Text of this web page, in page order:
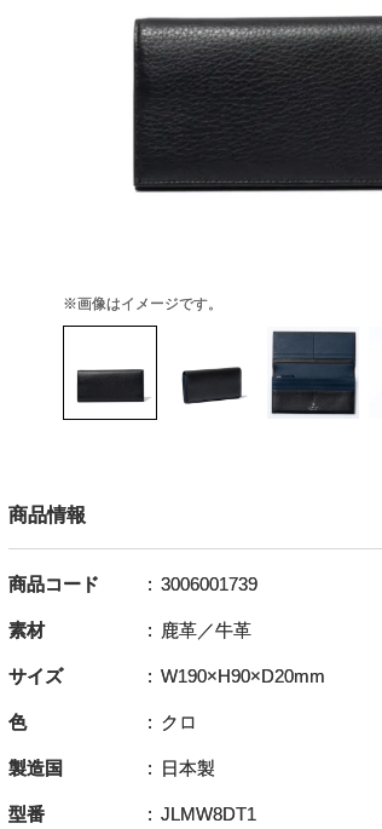
※画像はイメージです。
商品情報
商品コード 3006001739
素材 鹿革／牛革
サイズ W190×H90×D20mm
色 クロ
製造国 日本製
型番 JLMW8DT1